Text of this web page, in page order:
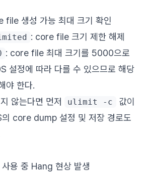
file 생성 가능 최대 크기 확인
: core file 크기 제한 해제
: core file 최대 크기를 5000으로
설정에 따라 다를 수 있으므로 해당
야 한다.
않는다면 먼저
ulimit -c
값이
의 core dump 설정 및 저장 경로도
용 중 Hang 현상 발생